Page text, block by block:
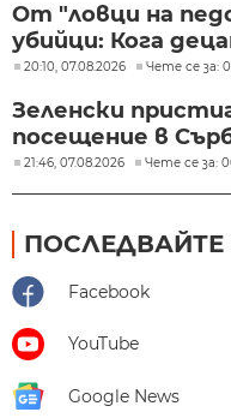
От "ловци на
убийци: Кога
20:10, 07.08.2026 Чете се за:
Зеленски
посещение в
21:46, 07.08.2026 Чете се за:
ПОСЛЕДВАЙТЕ
Facebook
YouTube
Google News